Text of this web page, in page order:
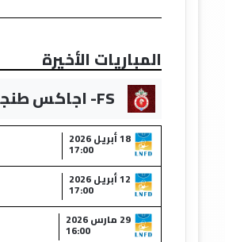
المباريات الأخيرة
FS- اجاكس طنجة CSAT
18 أبريل 2026
17:00
12 أبريل 2026
17:00
29 مارس 2026
16:00